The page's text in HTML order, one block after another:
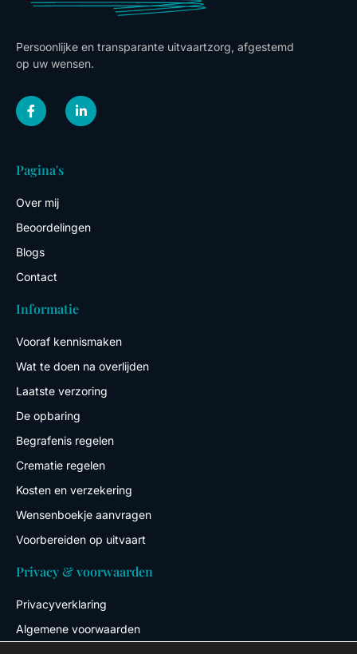
Persoonlijke en transparante uitvaartzorg, afgestemd
op uw wensen.
F
a
c
e
o
k
f
L
i
n
k
Pagina's
Over mij
Beoordelingen
Blogs
Contact
Informatie
Vooraf kennismaken
Wat te doen na overlijden
Laatste verzoring
De opbaring
Begrafenis regelen
Crematie regelen
Kosten en verzekering
Wensenboekje aanvragen
Voorbereiden op uitvaart
Privacy & voorwaarden
Privacyverklaring
Algemene voorwaarden